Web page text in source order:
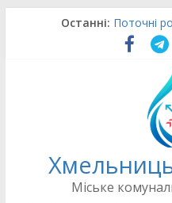
Останні: Поточні
Поточні
Поточні
Поточні
Міське